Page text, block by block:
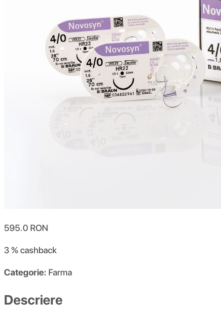
595.0 RON
3 %cashback
Categorie: Farma
Descriere